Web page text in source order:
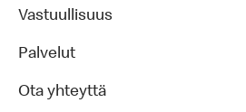
Vastuullisuus
Palvelut
Ota yhteyttä